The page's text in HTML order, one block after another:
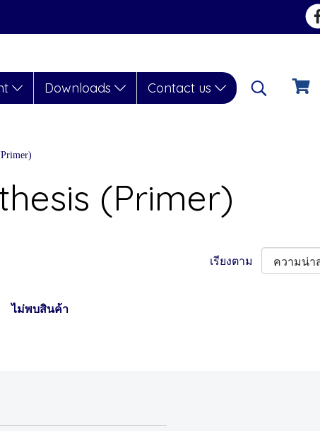
Downloads Contact us
(Primer)
เรียงตาม
ไม่พบสินค้า